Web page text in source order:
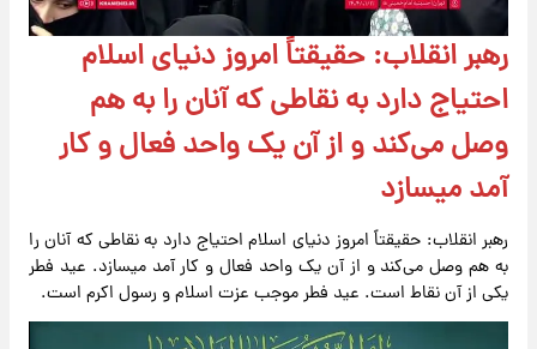
رهبر انقلاب: حقیقتاً امروز دنیای اسلام
احتیاج دارد به نقاطی که آنان را به هم
وصل می‌کند و از آن‌ یک واحد فعال و کار
آمد میسازد
رهبر انقلاب: حقیقتاً امروز دنیای اسلام احتیاج دارد به نقاطی که آنان را
به هم وصل می‌کند و از آن‌ یک واحد فعال و کار آمد میسازد. عید فطر
یکی از آن نقاط است. عید فطر موجب عزت اسلام و رسول اکرم است.